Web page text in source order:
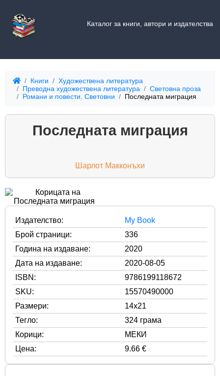
Каталог за книги, автори и издателства
Книги
Художествена литература
Преводна художествена литература
Световна проза
Романи и повести. Световни
Последната миграция
Последната миграция
Шарлот Макконъхи
Издателство:
My Book
Брой страници:
336
Година на издаване:
2020
Дата на издаване:
2020-08-05
ISBN:
9786199118672
SKU:
15570490000
Размери:
14x21
Тегло:
324 грама
Корици:
МЕКИ
Цена:
9.66 €